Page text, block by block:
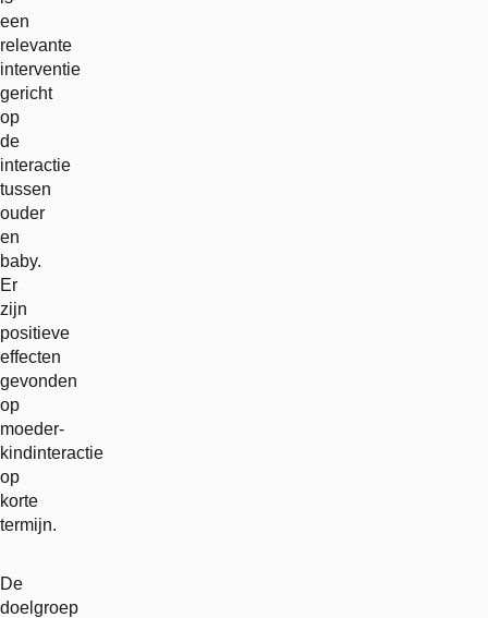
een
relevante
interventie
gericht
op
de
interactie
tussen
ouder
en
baby.
Er
zijn
positieve
effecten
gevonden
op
moeder-
kindinteractie
op
korte
termijn.
De
doelgroep